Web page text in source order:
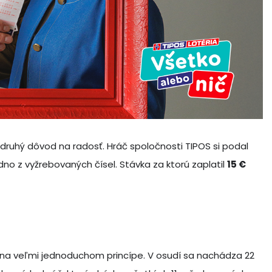
dôvod na radosť. Hráč spoločnosti TIPOS si podal
z vyžrebovaných čísel. Stávka za ktorú zaplatil15 €
veľmi jednoduchom princípe. V osudí sa nachádza 22